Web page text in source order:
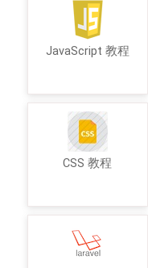
JavaScript 教程
CSS 教程